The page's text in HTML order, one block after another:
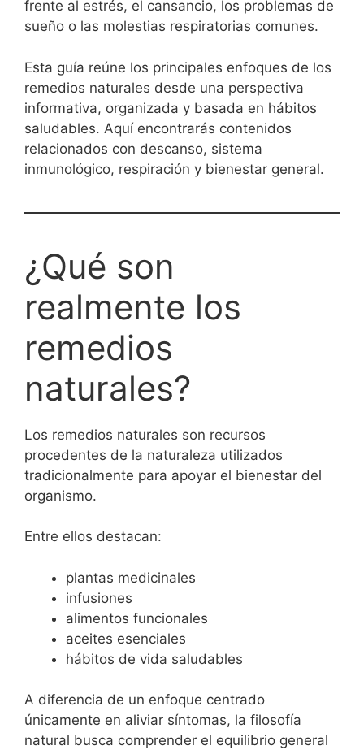
frente al estrés, el cansancio, los problemas de
sueño o las molestias respiratorias comunes.
Esta guía reúne los principales enfoques de los
remedios naturales desde una perspectiva
informativa, organizada y basada en hábitos
saludables. Aquí encontrarás contenidos
relacionados con descanso, sistema
inmunológico, respiración y bienestar general.
¿Qué son
realmente los
remedios
naturales?
Los remedios naturales son recursos
procedentes de la naturaleza utilizados
tradicionalmente para apoyar el bienestar del
organismo.
Entre ellos destacan:
plantas medicinales
infusiones
alimentos funcionales
aceites esenciales
hábitos de vida saludables
A diferencia de un enfoque centrado
únicamente en aliviar síntomas, la filosofía
natural busca comprender el equilibrio general